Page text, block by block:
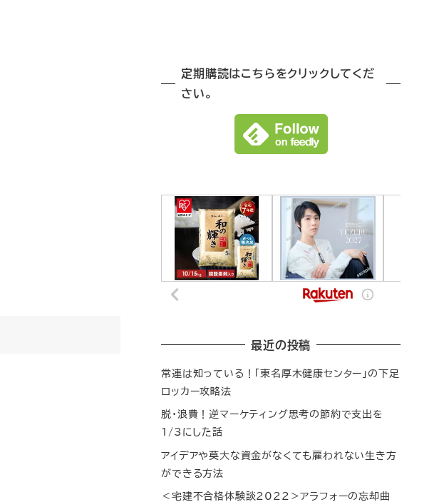
定期購読はこちらをクリックしてくだ
さい。
最近の投稿
常連は知っている！「東名厚木健康センター」の下足
ロッカー攻略法
脱・浪費！逆マーケティング思考の節約で支出を
1/3にした話
アイデアや莫大な資金がなくても雇われない生き方
ができる方法
＜宅建不合格体験談2022＞アラフォーの忘却曲